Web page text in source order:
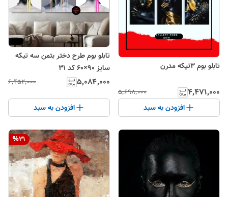
تابلو بوم ۳تیکه مدرن
۴٬۴۷۱٬۰۰۰ ۵٬۶۹۸٬۰۰۰
افزودن به سبد
تابلو بوم طرح دختر بتمن سه تیکه
سایز ۹۰×۶۰ کد ۳۱
۵٬۰۸۴٬۰۰۰ ۶٬۴۵۲٬۰۰۰
افزودن به سبد
%31